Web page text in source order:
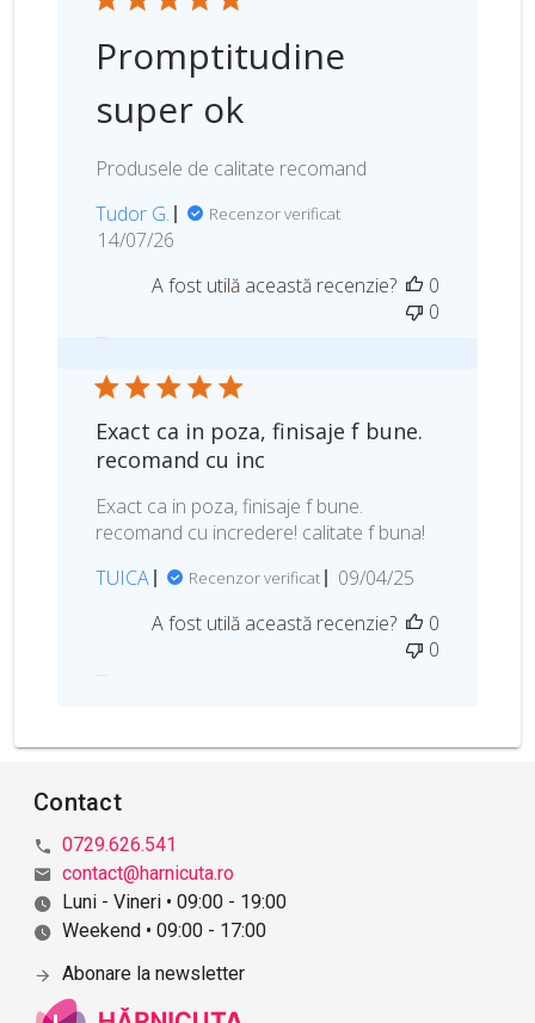
Promptitudine
super ok
Produsele de calitate recomand
Tudor G.
Recenzor verificat
D
u
b
l
c
ă
r
i
14/07/26
A fost utilă această recenzie?
0
0
Exact ca in poza, finisaje f bune.
recomand cu inc
Exact ca in poza, finisaje f bune.
recomand cu incredere! calitate f buna!
TUICA
Recenzor verificat
D
t
09/04/25
A fost utilă această recenzie?
0
0
Contact
0729.626.541
contact@harnicuta.ro
Luni - Vineri • 09:00 - 19:00
Weekend • 09:00 - 17:00
Abonare la newsletter